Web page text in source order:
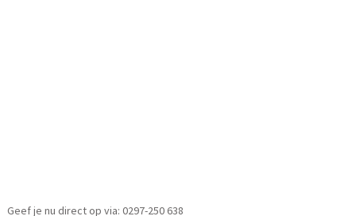
Geef je nu direct op via: 0297-250 638